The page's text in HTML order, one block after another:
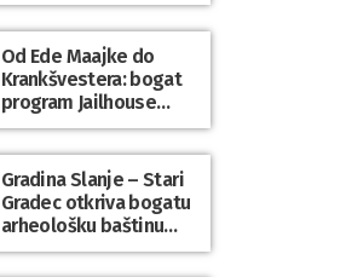
Od Ede Maajke do
Krankšvestera: bogat
program Jailhouse
Festivala 2026. u
Lepoglavi
Gradina Slanje – Stari
Gradec otkriva bogatu
arheološku baštinu
Varaždinske županije